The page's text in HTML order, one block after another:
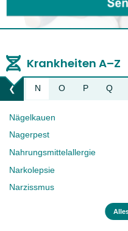
Krankheiten A–Z
❮Liste nach links bewegen
M N O P Q
Nägelkauen
Nagerpest
Nahrungsmittelallergie
Narkolepsie
Narzissmus